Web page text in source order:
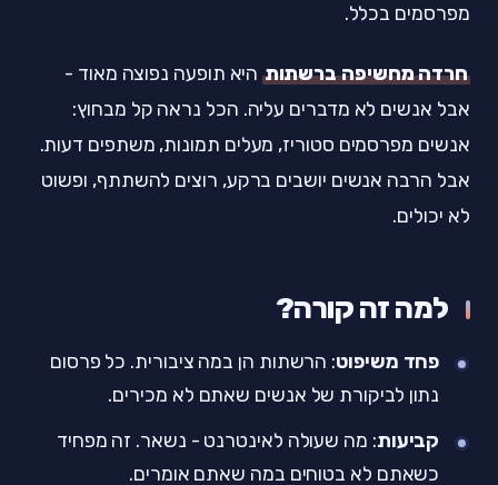
מפרסמים בכלל.
חרדה מחשיפה ברשתותהיא תופעה נפוצה מאוד -
אבל אנשים לא מדברים עליה. הכל נראה קל מבחוץ:
אנשים מפרסמים סטוריז, מעלים תמונות, משתפים דעות.
אבל הרבה אנשים יושבים ברקע, רוצים להשתתף, ופשוט
לא יכולים.
למה זה קורה?
פחד משיפוט: הרשתות הן במה ציבורית. כל פרסום
נתון לביקורת של אנשים שאתם לא מכירים.
קביעות: מה שעולה לאינטרנט - נשאר. זה מפחיד
כשאתם לא בטוחים במה שאתם אומרים.